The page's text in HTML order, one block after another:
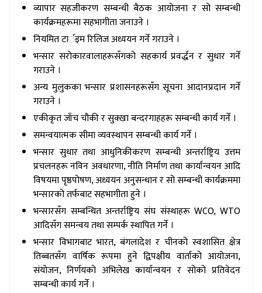
व्यापार सहजीकरण सम्बन्धी बैठक आयोजना र सो सम्बन्धी
कार्यक्रमहरूमा सहभागीता जनाउने ।
नियमित टार्इम रिलिज अध्ययन गर्ने गराउने ।
भन्सार सरोकारवालाहरूसँगको सहकार्य प्रवर्द्धन र सुधार गर्ने
गराउने ।
अन्य मुलुकका भन्सार प्रशासनहरूसँग सूचना आदानप्रदान गर्ने
गराउने ।
एकीकृत जाँच चौकी र सुक्खा बन्दरगाहहरू सम्बन्धी कार्य गर्ने ।
समन्वयात्मक सीमा व्यवस्थापन सम्बन्धी कार्य गर्ने ।
भन्सार सुधार तथा आधुनिकीकरण सम्बन्धी अन्तर्राष्ट्रिय उत्तम
प्रचलनहरू नविन अवधारणा, नीति निर्माण तथा कार्यान्वयन आदि
विषयमा पृष्ठपोषण, अध्ययन अनुसन्धान र सो सम्बन्धी कार्यक्रममा
भन्सारको तर्फबाट सहभागीता हुने ।
भन्सारसँग सम्बन्धित अन्तर्राष्ट्रिय संघ संस्थाहरू WCO, WTO
आदिसँग समन्वय तथा सम्पर्क स्थापित गर्ने ।
भन्सार विभागबाट भारत, बंगलादेश र चीनको स्वशासित क्षेत्र
तिब्बतसँग वार्षिक रूपमा हुने द्विपक्षीय वार्ताको आयोजना,
संयोजन, निर्णयको अभिलेख कार्यान्वयन र सोको प्रतिवेदन
सम्बन्धी कार्य गर्ने ।